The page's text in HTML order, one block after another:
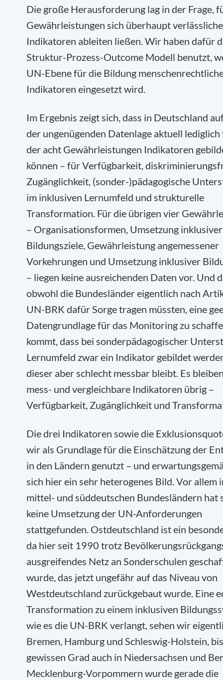
Die große Herausforderung lag in der Frage,
Gewährleistungen sich überhaupt verlässliche
Indikatoren ableiten ließen. Wir haben dafür
Struktur-Prozess-Outcome Modell benutzt,
UN-Ebene für die Bildung
Indikatoren eingesetzt wird.
Im Ergebnis zeigt sich, dass in Deutschland
der ungenügenden Datenlage aktuell
der acht Gewährleistungen Indikatoren
können – für Verfügbarkeit,
Zugänglichkeit, (sonder-)pädagogische
im inklusiven Lernumfeld und strukturelle
Transformation. Für die übrigen vier
– Organisationsformen, Umsetzung inklusiver
Bildungsziele, Gewährleistung angemessener
Vorkehrungen und Umsetzung inklusiver
– liegen keine ausreichenden Daten vor. Und
obwohl die Bundesländer eigentlich nach
UN-BRK dafür Sorge tragen müssten, eine
Datengrundlage für das Monitoring zu
kommt, dass bei sonderpädagogischer
Lernumfeld zwar ein Indikator gebildet
dieser aber schlecht messbar bleibt. Es
mess- und vergleichbare Indikatoren übrig –
Verfügbarkeit, Zugänglichkeit und
Die drei Indikatoren sowie die
wir als Grundlage für die Einschätzung der
in den Ländern genutzt – und
sich hier ein sehr heterogenes Bild. Vor allem
mittel- und süddeutschen Bundesländern hat
keine Umsetzung der UN-Anforderungen
stattgefunden. Ostdeutschland ist ein
da hier seit 1990 trotz
ausgreifendes Netz an Sonderschulen
wurde, das jetzt ungefähr auf das Niveau von
Westdeutschland zurückgebaut wurde. Eine
Transformation zu einem inklusiven
wie es die UN-BRK verlangt, sehen wir
Bremen, Hamburg und Schleswig-Holstein,
gewissen Grad auch in Niedersachsen und
Mecklenburg-Vorpommern wurde gerade die